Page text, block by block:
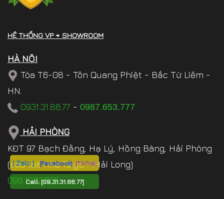
[ Zalo ] [Facebook] [TikTok]
Call:[09.31.31.88.77]
HỆ THỐNG VP + SHOWROOM
HÀ NỘI
Tòa T6-08 - Tôn Quang Phiệt - Bắc Từ Liêm -
HN.
0931.31.88.77 - 0987.653.777
HẢI PHÒNG
KĐT 97 Bạch Đằng, Hạ Lý, Hồng Bàng, Hải Phòng
(sau toà nhà Taiyo – Hải Long)
096.1993.555